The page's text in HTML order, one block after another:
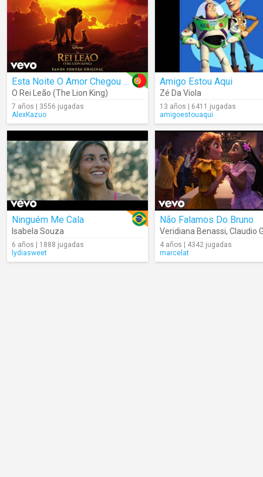
Esta Noite O Amor Chegou (Audio)
O Rei Leão (The Lion King)
7 años | 3556 jugadas
AlexKazuo
Amigo Estou Aqui
Zé Da Viola
13 años | 6411 jugadas
amigoestouaqui
Ninguém Me Cala
Isabela Souza
6 años | 1888 jugadas
lydiasweet
Não Falamos Do Bruno
Veridiana Benassi, Claudio
4 años | 4342 jugadas
marcelat